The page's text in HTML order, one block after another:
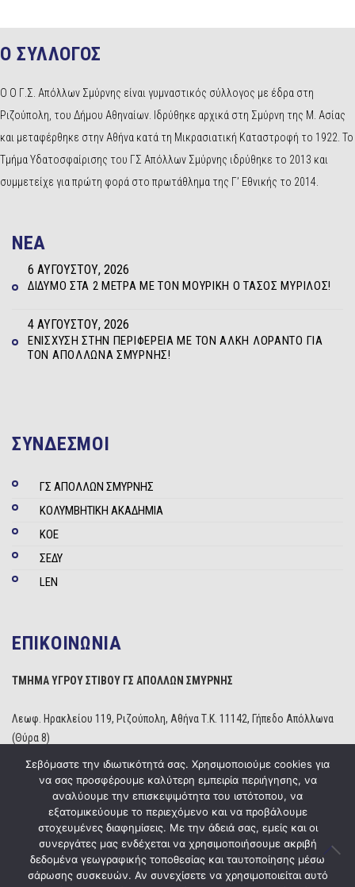
Ο ΣΥΛΛΟΓΟΣ
Ο Ο Γ.Σ. Απόλλων Σμύρνης είναι γυμναστικός σύλλογος με έδρα στη
Ριζούπολη, του Δήμου Αθηναίων. Ιδρύθηκε αρχικά στη Σμύρνη της Μ. Ασίας
και μεταφέρθηκε στην Αθήνα κατά τη Μικρασιατική Καταστροφή το 1922. Το
Τμήμα Υδατοσφαίρισης του ΓΣ Απόλλων Σμύρνης ιδρύθηκε το 2013 και
συμμετείχε για πρώτη φορά στο πρωτάθλημα της Γ’ Εθνικής το 2014.
NEA
ΔΊΔΥΜΟ ΣΤΑ 2 ΜΈΤΡΑ ΜΕ ΤΟΝ ΜΟΥΡΊΚΗ Ο ΤΆΣΟΣ ΜΥΡΊΛΟΣ!
6 ΑΥΓΟΎΣΤΟΥ, 2026
ΕΝΊΣΧΥΣΗ ΣΤΗΝ ΠΕΡΙΦΈΡΕΙΑ ΜΕ ΤΟΝ ΆΛΚΗ ΛΟΡΆΝΤΟ ΓΙΑ
ΤΟΝ ΑΠΌΛΛΩΝΑ ΣΜΎΡΝΗΣ!
4 ΑΥΓΟΎΣΤΟΥ, 2026
ΣΥΝΔΕΣΜΟΙ
ΓΣ ΑΠΟΛΛΩΝ ΣΜΥΡΝΗΣ
ΚΟΛΥΜΒΗΤΙΚΗ ΑΚΑΔΗΜΙΑ
ΚΟΕ
ΣΕΔΥ
LEN
ΕΠΙΚΟΙΝΩΝΙΑ
ΤΜΗΜΑ ΥΓΡΟΥ ΣΤΙΒΟΥ ΓΣ ΑΠΟΛΛΩΝ ΣΜΥΡΝΗΣ
Λεωφ. Ηρακλείου 119, Ριζούπολη, Αθήνα Τ.Κ. 11142, Γήπεδο Απόλλωνα
(Θύρα 8)
Email:info@apollonwaterpolo.gr
www.apollonwaterpolo.gr
Σεβόμαστε την ιδιωτικότητά σας. Χρησιμοποιούμε cookies για
να σας προσφέρουμε καλύτερη εμπειρία περιήγησης, να
αναλύουμε την επισκεψιμότητα του ιστότοπου, να
εξατομικεύουμε το περιεχόμενο και να προβάλουμε
στοχευμένες διαφημίσεις. Με την άδειά σας, εμείς και οι
συνεργάτες μας ενδέχεται να χρησιμοποιήσουμε ακριβή
δεδομένα γεωγραφικής τοποθεσίας και ταυτοποίησης μέσω
σάρωσης συσκευών. Αν συνεχίσετε να χρησιμοποιείται αυτό